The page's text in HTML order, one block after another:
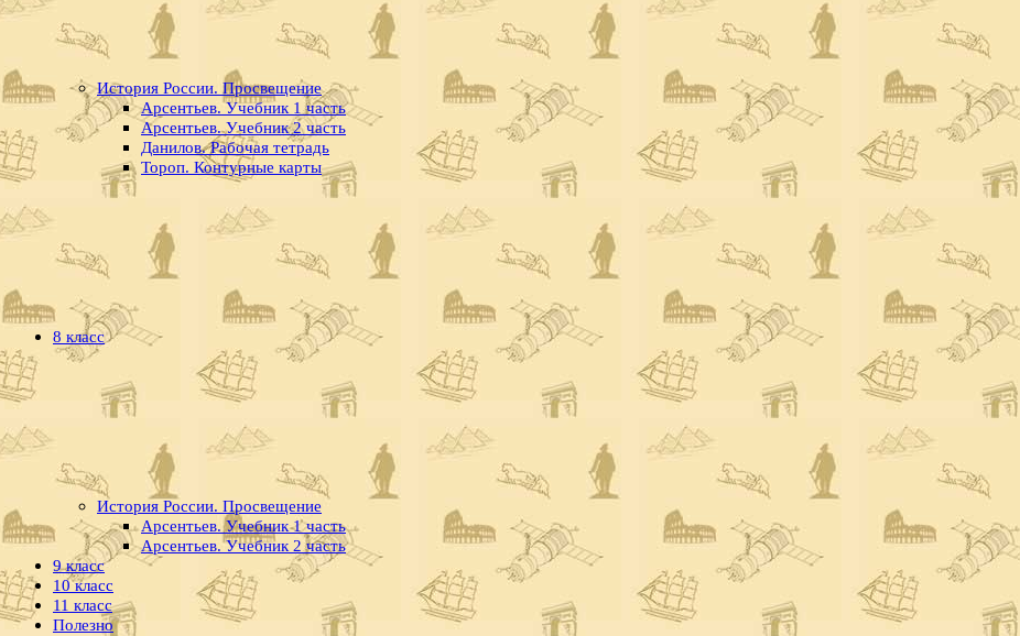
История России. Просвещение
Арсентьев. Учебник 1 часть
Арсентьев. Учебник 2 часть
Данилов. Рабочая тетрадь
Тороп. Контурные карты
8 класс
История России. Просвещение
Арсентьев. Учебник 1 часть
Арсентьев. Учебник 2 часть
9 класс
10 класс
11 класс
Полезно